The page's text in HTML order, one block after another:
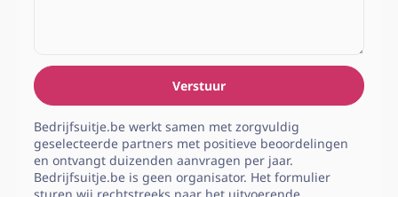
Verstuur
Bedrijfsuitje.be werkt samen met zorgvuldig
geselecteerde partners met positieve beoordelingen
en ontvangt duizenden aanvragen per jaar.
Bedrijfsuitje.be is geen organisator. Het formulier